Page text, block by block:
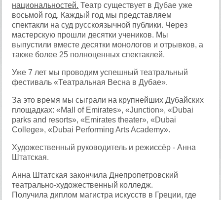
национальностей. Театр существует в Дубае уже
восьмой год. Каждый год мы представляем
спектакли на суд русскоязычной публики. Через
мастерскую прошли десятки учеников. Мы
выпустили вместе десятки монологов и отрывков, а
также более 25 полноценных спектаклей.
Уже 7 лет мы проводим успешный театральный
фестиваль «Театральная Весна в Дубае».
За это время мы сыграли на крупнейших Дубайских
площадках: «Mall of Emirates», «Junction», «Dubai
parks and resorts», «Emirates theater», «Dubai
College», «Dubai Performing Arts Academy».
Художественный руководитель и режиссёр - Анна
Штатская.
Анна Штатская закончила Днепропетровский
театрально-художественный колледж.
Получила диплом магистра искусств в Греции, где